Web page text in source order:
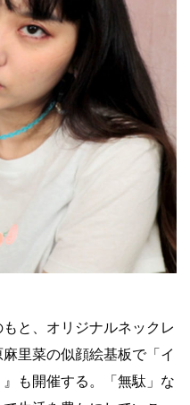
と、オリジナルネックレ
里菜の似顔絵基板で「イ
も開催する。「無駄」な